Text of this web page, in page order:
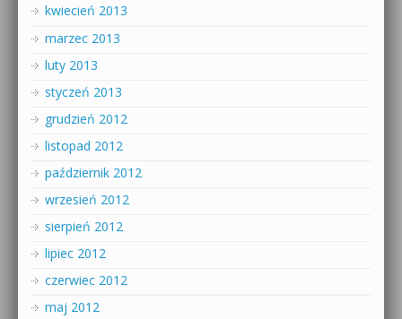
kwiecień 2013
marzec 2013
luty 2013
styczeń 2013
grudzień 2012
listopad 2012
październik 2012
wrzesień 2012
sierpień 2012
lipiec 2012
czerwiec 2012
maj 2012